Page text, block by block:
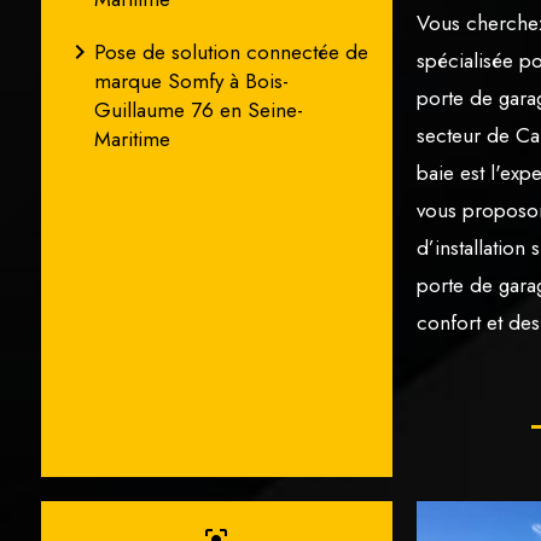
navigate_next Pose de solution connectée de
marque Somfy à Bois-
Guillaume 76 en Seine-
Maritime
Vous
spécialisée
porte de
secteur de
baie est
vous
d’installation
porte de
confort et